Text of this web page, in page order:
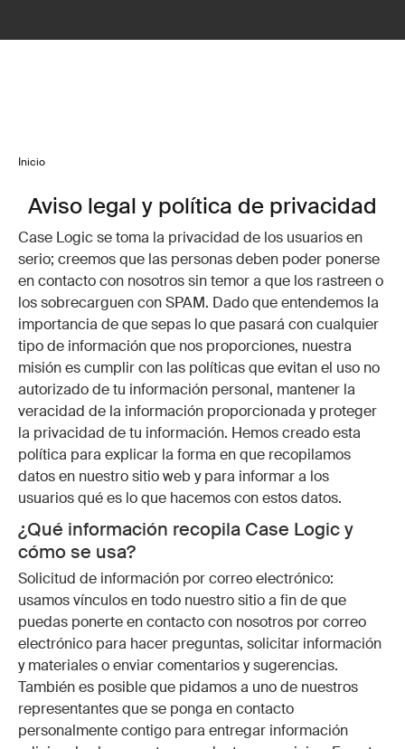
Inicio
Aviso legal y política de privacidad
Case Logic se toma la privacidad de los usuarios en
serio; creemos que las personas deben poder ponerse
en contacto con nosotros sin temor a que los rastreen o
los sobrecarguen con SPAM. Dado que entendemos la
importancia de que sepas lo que pasará con cualquier
tipo de información que nos proporciones, nuestra
misión es cumplir con las políticas que evitan el uso no
autorizado de tu información personal, mantener la
veracidad de la información proporcionada y proteger
la privacidad de tu información. Hemos creado esta
política para explicar la forma en que recopilamos
datos en nuestro sitio web y para informar a los
usuarios qué es lo que hacemos con estos datos.
¿Qué información recopila Case Logic y
cómo se usa?
Solicitud de información por correo electrónico:
usamos vínculos en todo nuestro sitio a fin de que
puedas ponerte en contacto con nosotros por correo
electrónico para hacer preguntas, solicitar información
y materiales o enviar comentarios y sugerencias.
También es posible que pidamos a uno de nuestros
representantes que se ponga en contacto
personalmente contigo para entregar información